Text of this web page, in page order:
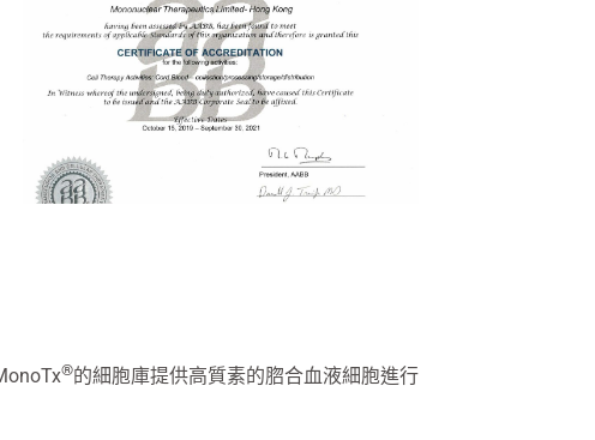
®的細胞庫提供高質素的脗合血液細胞進行